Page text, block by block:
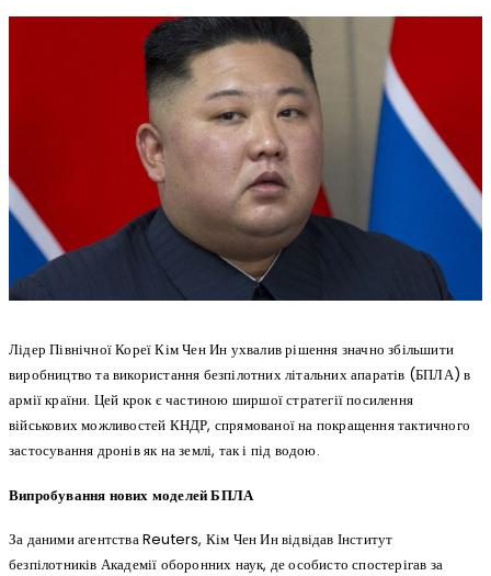
Лідер Північної Кореї Кім Чен Ин ухвалив рішення значно збільшити
виробництво та використання безпілотних літальних апаратів (БПЛА) в
армії країни. Цей крок є частиною ширшої стратегії посилення
військових можливостей КНДР, спрямованої на покращення тактичного
застосування дронів як на землі, так і під водою.
Випробування нових моделей БПЛА
За даними агентства Reuters, Кім Чен Ин відвідав Інститут
безпілотників Академії оборонних наук, де особисто спостерігав за